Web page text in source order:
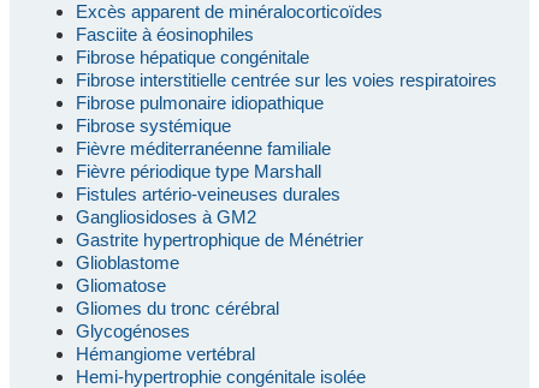
Excès apparent de minéralocorticoïdes
Fasciite à éosinophiles
Fibrose hépatique congénitale
Fibrose interstitielle centrée sur les voies respiratoires
Fibrose pulmonaire idiopathique
Fibrose systémique
Fièvre méditerranéenne familiale
Fièvre périodique type Marshall
Fistules artério-veineuses durales
Gangliosidoses à GM2
Gastrite hypertrophique de Ménétrier
Glioblastome
Gliomatose
Gliomes du tronc cérébral
Glycogénoses
Hémangiome vertébral
Hemi-hypertrophie congénitale isolée